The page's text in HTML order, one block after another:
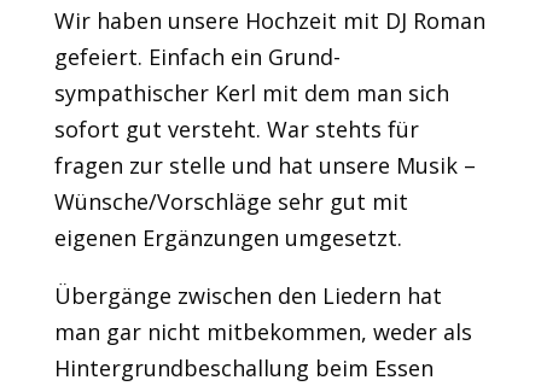
Wir haben unsere Hochzeit mit DJ Roman
gefeiert. Einfach ein Grund-
sympathischer Kerl mit dem man sich
sofort gut versteht. War stehts für
fragen zur stelle und hat unsere Musik –
Wünsche/Vorschläge sehr gut mit
eigenen Ergänzungen umgesetzt.
Übergänge zwischen den Liedern hat
man gar nicht mitbekommen, weder als
Hintergrundbeschallung beim Essen